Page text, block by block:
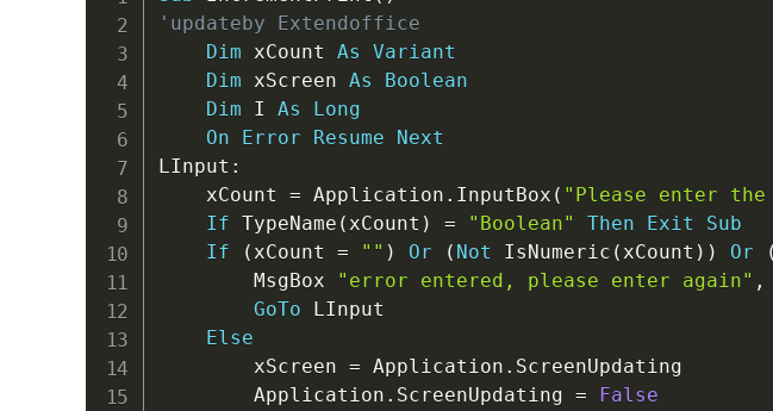
'updateby Extendoffice
Dim xCount As
Variant
Dim xScreen As
Boolean
Dim I As
Long
On
Error Resume
Next
LInput :
    xCount
= Application . InputBox ( "Please enter
If TypeName ( xCount ) = "Boolean" Then Exit
Sub
If
( xCount = "" ) Or ( Not IsNumeric ( xCount ) ) Or (
        MsgBox
"error entered, please enter again" ,
GoTo LInput
Else
        xScreen
= Application . ScreenUpdating
        Application
. ScreenUpdating =
False